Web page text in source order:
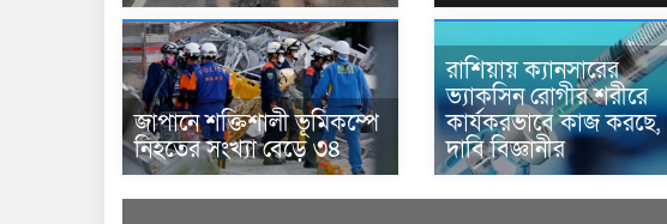
জাপানে শক্তিশালী ভূমিকম্পে
নিহতের সংখ্যা বেড়ে ৩৪
রাশিয়ায় ক্যানসারের
ভ্যাকসিন রোগীর শরীরে
কার্যকরভাবে কাজ করছে,
দাবি বিজ্ঞানীর